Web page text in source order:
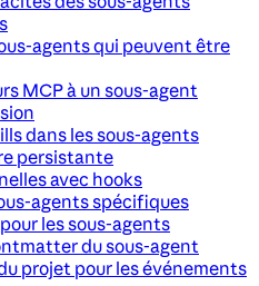
agents qui peuvent être
MCP à un sous-agent
dans les sous-agents
persistante
avec hooks
agents spécifiques
les sous-agents
du sous-agent
projet pour les événements